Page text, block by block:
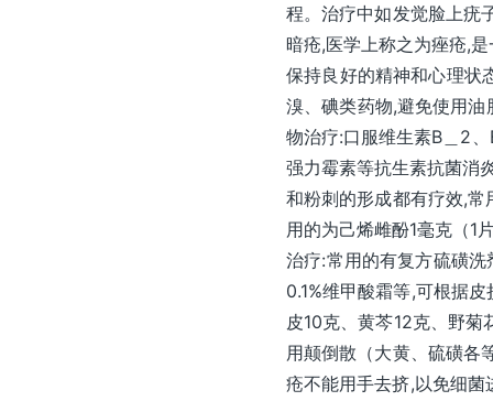
程。治疗中如发觉脸上疣
暗疮,医学上称之为痤疮,
保持良好的精神和心理状
溴、碘类药物,避免使用
物治疗:口服维生素B＿2
强力霉素等抗生素抗菌消
和粉刺的形成都有疗效,
用的为己烯雌酚1毫克（1
治疗:常用的有复方硫磺
0.1%维甲酸霜等,可根据
皮10克、黄芩12克、野
用颠倒散（大黄、硫磺各
疮不能用手去挤,以免细